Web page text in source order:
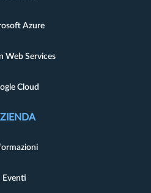
Azure
Web Services
Cloud
Eventi